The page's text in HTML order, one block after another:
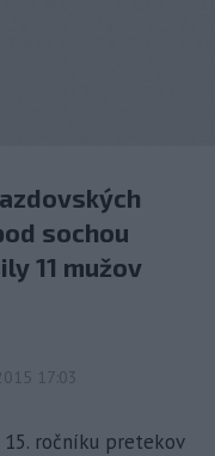
sochou
11 mužov
17:03
15. ročníku pretekov